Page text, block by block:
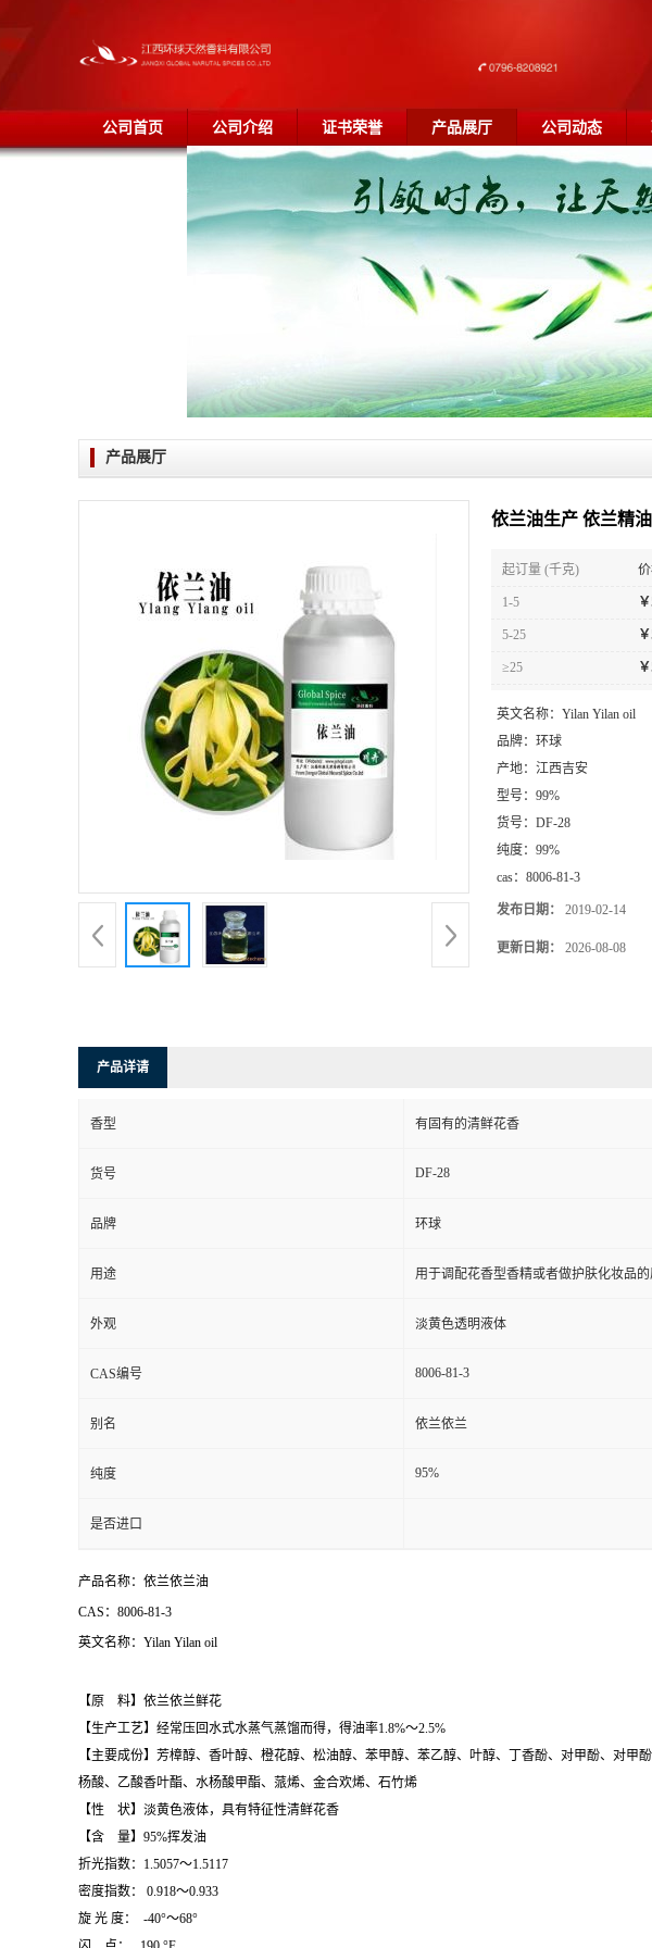
公司首页 公司介绍 证书荣誉 产品展厅 公司动态
产品展厅
依兰油生产 依兰精
起订量 (千克)
1-5 ￥
5-25 ￥
≥25 ￥
英文名称： Yilan Yilan oil
品牌： 环球
产地： 江西吉安
型号： 99%
货号： DF-28
纯度： 99%
cas： 8006-81-3
发布日期： 2019-02-14
更新日期： 2026-08-08
产品详请
香型 有固有的清鲜花香
货号 DF-28
品牌 环球
用途 用于调配花香型香精或者做护肤化妆品
外观 淡黄色透明液体
CAS编号 8006-81-3
别名 依兰依兰
纯度 95%
是否进口
产品名称：依兰依兰油
CAS：8006-81-3
英文名称：Yilan Yilan oil
【原 料】依兰依兰鲜花
【生产工艺】经常压回水式水蒸气蒸馏而得，得油率1.8%～2.5%
【主要成份】芳樟醇、香叶醇、橙花醇、松油醇、苯甲醇、苯乙醇、叶醇、丁香酚、对甲酚、对甲
杨酸、乙酸香叶酯、水杨酸甲酯、蒎烯、金合欢烯、石竹烯
【性 状】淡黄色液体，具有特征性清鲜花香
【含 量】95%挥发油
折光指数：1.5057～1.5117
密度指数： 0.918～0.933
旋 光 度： -40°～68°